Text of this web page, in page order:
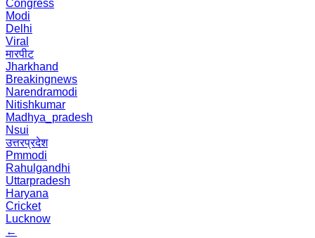
Congress
Modi
Delhi
Viral
मारपीट
Jharkhand
Breakingnews
Narendramodi
Nitishkumar
Madhya_pradesh
Nsui
उत्तरप्रदेश
Pmmodi
Rahulgandhi
Uttarpradesh
Haryana
Cricket
Lucknow
←